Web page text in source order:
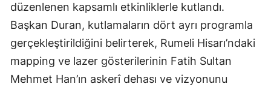
düzenlenen kapsamlı etkinliklerle kutlandı.
Başkan Duran, kutlamaların dört ayrı programla
gerçekleştirildiğini belirterek, Rumeli Hisarı’ndaki
mapping ve lazer gösterilerinin Fatih Sultan
Mehmet Han’ın askerî dehası ve vizyonunu